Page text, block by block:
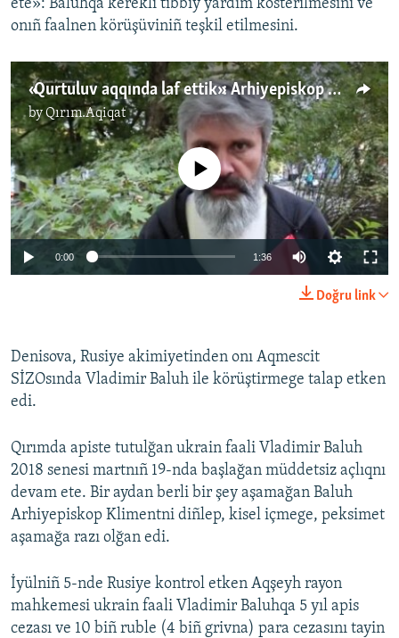
ete»: Baluhqa kerekli tibbiy yardım kösterilmesini ve
onıñ faalnen körüşüviniñ teşkil etilmesini.
«Qurtuluv aqqında laf ettik»: Arhiyepiskop Kliment açlıq tutqan Baluhnı ziyaret etti (video)
byQırım.Aqiqat
No media source currently available
0:00 1:36
Doğru link
Denisova, Rusiye akimiyetinden onı Aqmescit
SİZOsında Vladimir Baluh ile körüştirmege talap etken
edi.
Qırımda apiste tutulğan ukrain faali Vladimir Baluh
2018 senesi martnıñ 19-nda başlağan müddetsiz açlıqnı
devam ete. Bir aydan berli bir şey aşamağan Baluh
Arhiyepiskop Klimentni diñlep, kisel içmege, peksimet
aşamağa razı olğan edi.
İyülniñ 5-nde Rusiye kontrol etken Aqşeyh rayon
mahkemesi ukrain faali Vladimir Baluhqa 5 yıl apis
cezası ve 10 biñ ruble (4 biñ grivna) para cezasını tayin